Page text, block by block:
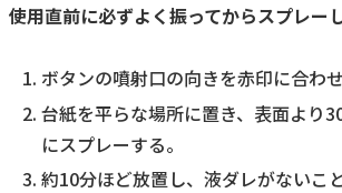
使用直前に必ずよく振ってからスプレー
ボタンの噴射口の向きを赤印に合わせ
台紙を平らな場所に置き、表面より
にスプレーする。
約10分ほど放置し、液ダレがないこ